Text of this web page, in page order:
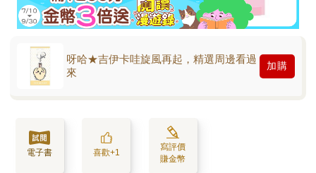
呀哈★吉伊卡哇旋風再起，精選周邊看過
來
加購
電子書 喜歡+1
寫評價
賺金幣